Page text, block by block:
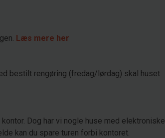
Læs mere her
bestilt rengøring (fredag/lørdag) skal huset
Dog har vi nogle huse med elektroniske
kan du spare turen forbi kontoret.